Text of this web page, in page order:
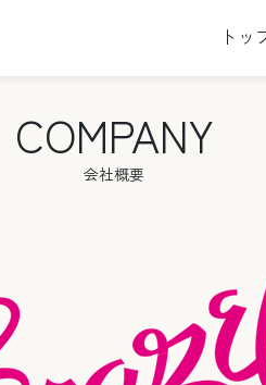
トッ
COMPANY
会社概要